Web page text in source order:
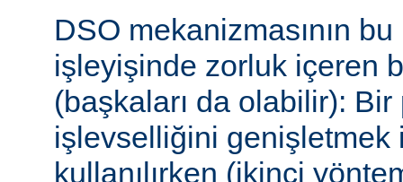
DSO mekanizmasının
işleyişinde zorluk içeren
(başkaları da olabilir): Bir
işlevselliğini genişletmek
kullanılırken (ikinci